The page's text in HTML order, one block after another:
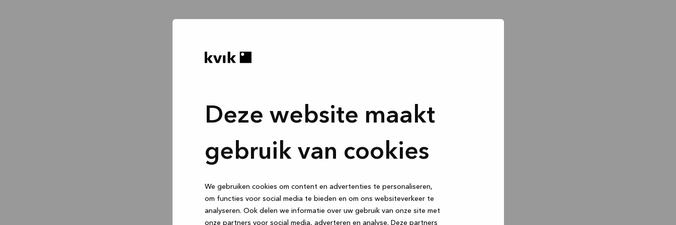
Deze website maakt
gebruik van cookies
We gebruiken cookies om content en advertenties te personaliseren,
om functies voor social media te bieden en om ons websiteverkeer te
analyseren. Ook delen we informatie over uw gebruik van onze site met
onze partners voor social media, adverteren en analyse. Deze partners